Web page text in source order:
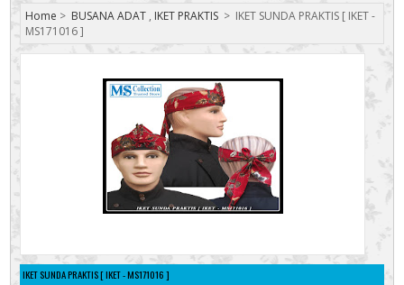
Home > BUSANA ADAT , IKET PRAKTIS > IKET SUNDA PRAKTIS [ IKET -
MS171016 ]
IKET SUNDA PRAKTIS [ IKET - MS171016 ]